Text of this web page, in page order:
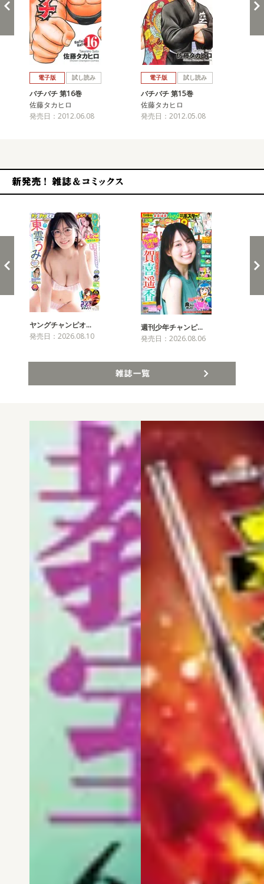
電子版 試し読み
バチバチ 第16巻
佐藤タカヒロ
発売日：2012.06.08
電子版 試し読み
バチバチ 第15巻
佐藤タカヒロ
発売日：2012.05.08
ヤングチャンピオ…
発売日：2026.08.10
週刊少年チャンピ…
発売日：2026.08.06